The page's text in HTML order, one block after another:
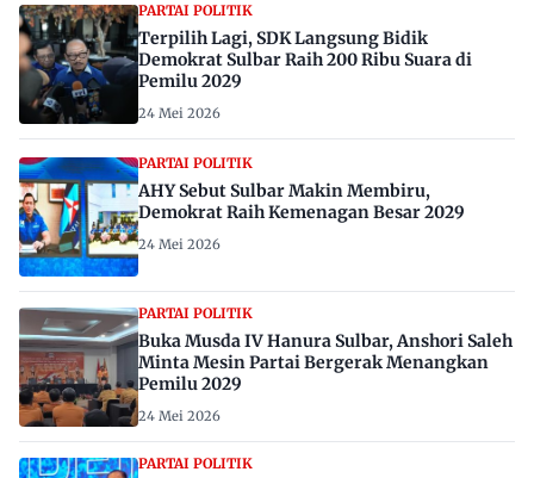
PARTAI POLITIK
Terpilih Lagi, SDK Langsung Bidik
Demokrat Sulbar Raih 200 Ribu Suara di
Pemilu 2029
24 Mei 2026
PARTAI POLITIK
AHY Sebut Sulbar Makin Membiru,
Demokrat Raih Kemenagan Besar 2029
24 Mei 2026
PARTAI POLITIK
Buka Musda IV Hanura Sulbar, Anshori Saleh
Minta Mesin Partai Bergerak Menangkan
Pemilu 2029
24 Mei 2026
PARTAI POLITIK